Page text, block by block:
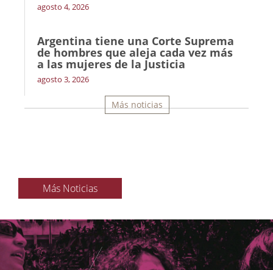
agosto 4, 2026
Argentina tiene una Corte Suprema
de hombres que aleja cada vez más
a las mujeres de la Justicia
agosto 3, 2026
Más noticias
Más Noticias